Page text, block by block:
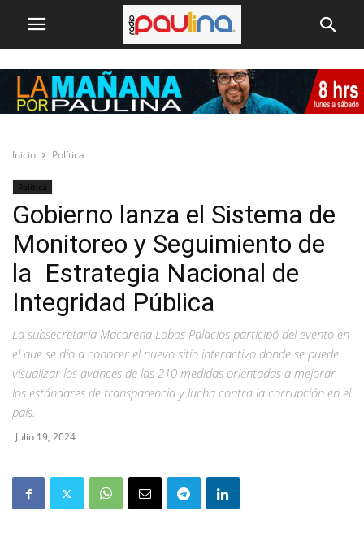
Inicio Política
Política
Gobierno lanza el Sistema de
Monitoreo y Seguimiento de
la Estrategia Nacional de
Integridad Pública
La subsecretaria Macarena Lobos Palacios participó del evento en
el que se dio a conocer el nuevo sitio interactivo donde se puede
visualizar los avances de las 210 medidas orientadas a mejorar
los estándares de transparencia y lucha contra la corrupción en el
país.
Julio 19, 2024